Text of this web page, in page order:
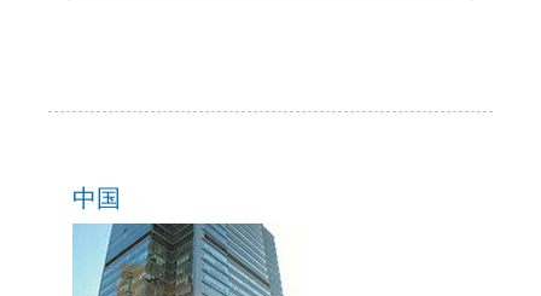
中国